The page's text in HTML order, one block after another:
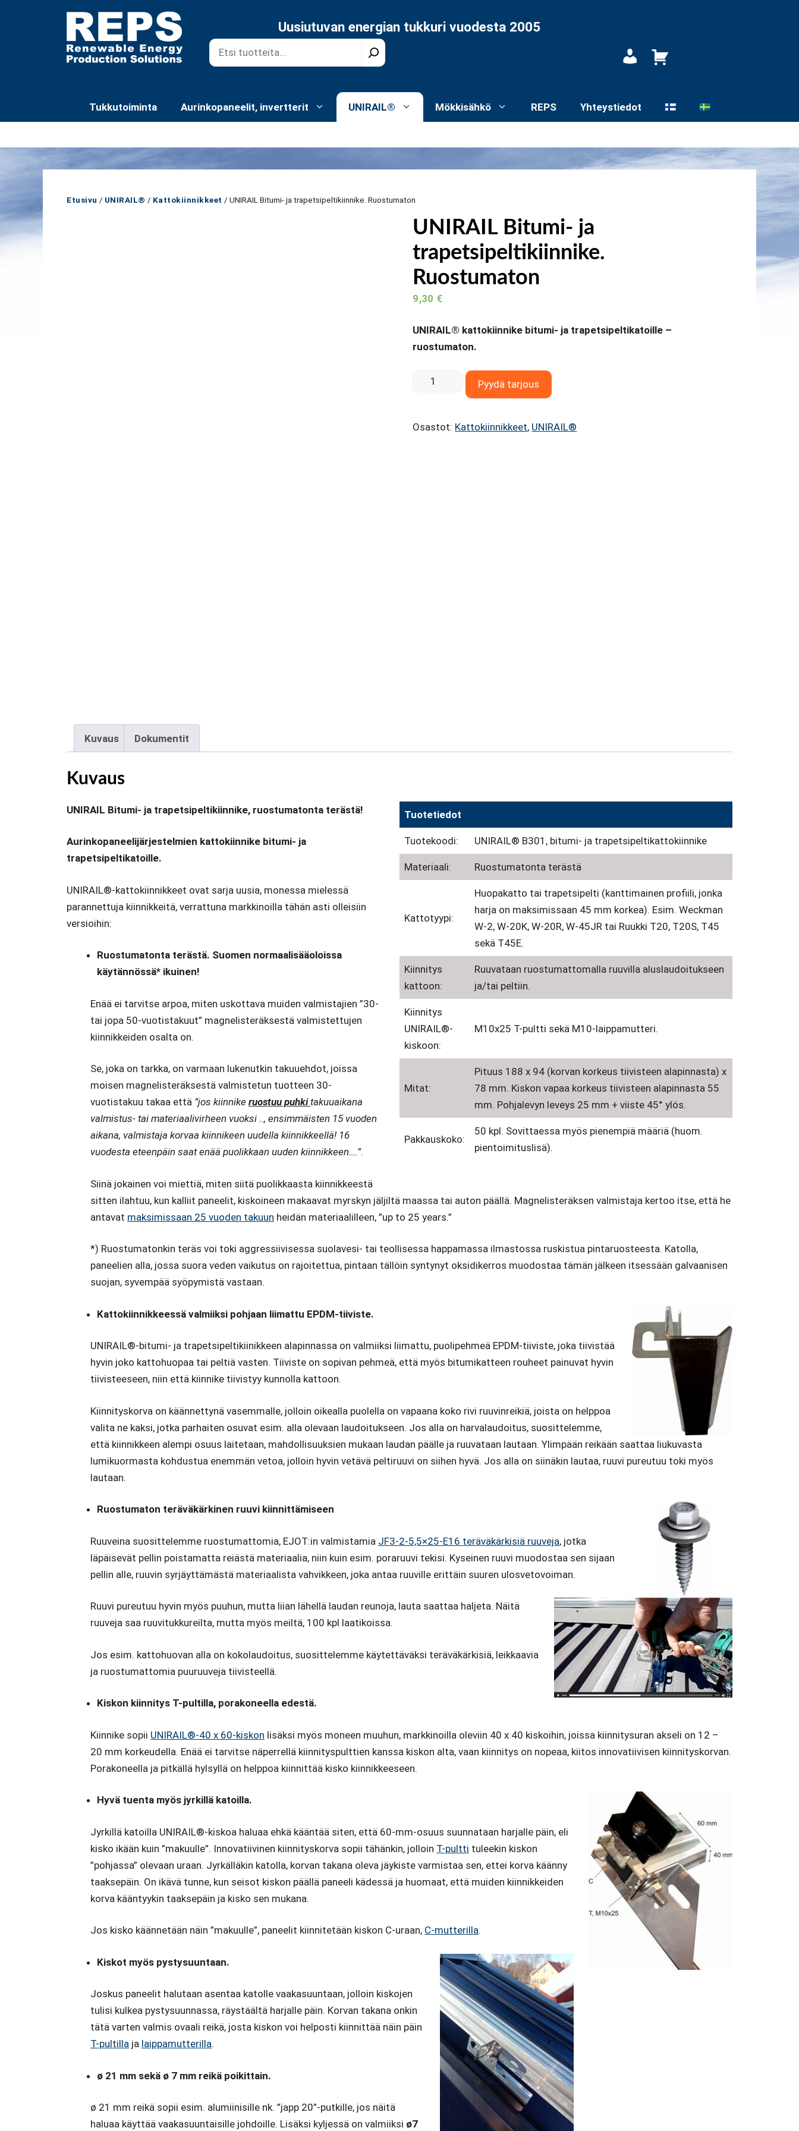
Uusiutuvan energian tukkuri vuodesta 2005
Tukkutoiminta Aurinkopaneelit, invertterit UNIRAIL® Mökkisähkö REPS Yhteystiedot
Etusivu / UNIRAIL® / Kattokiinnikkeet / UNIRAIL Bitumi- ja trapetsipeltikiinnike. Ruostumaton
UNIRAIL Bitumi- ja
trapetsipeltikiinnike.
Ruostumaton
9,30 €
UNIRAIL® kattokiinnike bitumi- ja trapetsipeltikatoille –
ruostumaton.
UNIRAIL
trapetsipeltikiinnike.
Pyydä tarjous
Osastot: Kattokiinnikkeet, UNIRAIL®
Kuvaus Dokumentit
Kuvaus
Tuotetiedot
Tuotekoodi: UNIRAIL® B301, bitumi- ja trapetsipeltikattokiinnike
Materiaali: Ruostumatonta terästä
Kattotyypi:
Huopakatto tai trapetsipelti (kanttimainen profiili, jonka
harja on maksimissaan 45 mm korkea). Esim. Weckman
W-2, W-20K, W-20R, W-45JR tai Ruukki T20, T20S, T45
sekä T45E.
Kiinnitys
kattoon:
Ruuvataan ruostumattomalla ruuvilla aluslaudoitukseen
ja/tai peltiin.
Kiinnitys
UNIRAIL®-
kiskoon:
M10x25 T-pultti sekä M10-laippamutteri.
Mitat:
Pituus 188 x 94 (korvan korkeus tiivisteen alapinnasta) x
78 mm. Kiskon vapaa korkeus tiivisteen alapinnasta 55
mm. Pohjalevyn leveys 25 mm + viiste 45° ylös.
Pakkauskoko:
50 kpl. Sovittaessa myös pienempiä määriä (huom.
pientoimituslisä).
UNIRAIL Bitumi- ja trapetsipeltikiinnike, ruostumatonta terästä!
Aurinkopaneelijärjestelmien kattokiinnike bitumi- ja
trapetsipeltikatoille.
UNIRAIL®-kattokiinnikkeet ovat sarja uusia, monessa mielessä
parannettuja kiinnikkeitä, verrattuna markkinoilla tähän asti olleisiin
versioihin:
Ruostumatonta terästä. Suomen normaalisääoloissa
käytännössä* ikuinen!
Enää ei tarvitse arpoa, miten uskottava muiden valmistajien ”30-
tai jopa 50-vuotistakuut” magnelisteräksestä valmistettujen
kiinnikkeiden osalta on.
Se, joka on tarkka, on varmaan lukenutkin takuuehdot, joissa
moisen magnelisteräksestä valmistetun tuotteen 30-
vuotistakuu takaa että ”jos kiinnike ruostuu puhki takuuaikana
valmistus- tai materiaalivirheen vuoksi .., ensimmäisten 15 vuoden
aikana, valmistaja korvaa kiinnikeen uudella kiinnikkeellä! 16
vuodesta eteenpäin saat enää puolikkaan uuden kiinnikkeen….”.
Siinä jokainen voi miettiä, miten siitä puolikkaasta kiinnikkeestä
sitten ilahtuu, kun kalliit paneelit, kiskoineen makaavat myrskyn jäljiltä maassa tai auton päällä. Magnelisteräksen valmistaja kertoo itse, että he
antavat maksimissaan 25 vuoden takuun heidän materiaalilleen, ”up to 25 years.”
*) Ruostumatonkin teräs voi toki aggressiivisessa suolavesi- tai teollisessa happamassa ilmastossa ruskistua pintaruosteesta. Katolla,
paneelien alla, jossa suora veden vaikutus on rajoitettua, pintaan tällöin syntynyt oksidikerros muodostaa tämän jälkeen itsessään galvaanisen
suojan, syvempää syöpymistä vastaan.
Kattokiinnikkeessä valmiiksi pohjaan liimattu EPDM-tiiviste.
UNIRAIL®-bitumi- ja trapetsipeltikiinikkeen alapinnassa on valmiiksi liimattu, puolipehmeä EPDM-tiiviste, joka tiivistää
hyvin joko kattohuopaa tai peltiä vasten. Tiiviste on sopivan pehmeä, että myös bitumikatteen rouheet painuvat hyvin
tiivisteeseen, niin että kiinnike tiivistyy kunnolla kattoon.
Kiinnityskorva on käännettynä vasemmalle, jolloin oikealla puolella on vapaana koko rivi ruuvinreikiä, joista on helppoa
valita ne kaksi, jotka parhaiten osuvat esim. alla olevaan laudoitukseen. Jos alla on harvalaudoitus, suosittelemme,
että kiinnikkeen alempi osuus laitetaan, mahdollisuuksien mukaan laudan päälle ja ruuvataan lautaan. Ylimpään reikään saattaa liukuvasta
lumikuormasta kohdustua enemmän vetoa, jolloin hyvin vetävä peltiruuvi on siihen hyvä. Jos alla on siinäkin lautaa, ruuvi pureutuu toki myös
lautaan.
Ruostumaton teräväkärkinen ruuvi kiinnittämiseen
Ruuveina suosittelemme ruostumattomia, EJOT:in valmistamia JF3-2-5,5×25-E16 teräväkärkisiä ruuveja, jotka
läpäisevät pellin poistamatta reiästä materiaalia, niin kuin esim. poraruuvi tekisi. Kyseinen ruuvi muodostaa sen sijaan
pellin alle, ruuvin syrjäyttämästä materiaalista vahvikkeen, joka antaa ruuville erittäin suuren ulosvetovoiman.
Ruuvi pureutuu hyvin myös puuhun, mutta liian lähellä laudan reunoja, lauta saattaa haljeta. Näitä
ruuveja saa ruuvitukkureilta, mutta myös meiltä, 100 kpl laatikoissa.
Jos esim. kattohuovan alla on kokolaudoitus, suosittelemme käytettäväksi teräväkärkisiä, leikkaavia
ja ruostumattomia puuruuveja tiivisteellä.
Kiskon kiinnitys T-pultilla, porakoneella edestä.
Kiinnike sopii UNIRAIL®-40 x 60-kiskon lisäksi myös moneen muuhun, markkinoilla oleviin 40 x 40 kiskoihin, joissa kiinnitysuran akseli on 12 –
20 mm korkeudella. Enää ei tarvitse näperrellä kiinnityspulttien kanssa kiskon alta, vaan kiinnitys on nopeaa, kiitos innovatiivisen kiinnityskorvan.
Porakoneella ja pitkällä hylsyllä on helppoa kiinnittää kisko kiinnikkeeseen.
Hyvä tuenta myös jyrkillä katoilla.
Jyrkillä katoilla UNIRAIL®-kiskoa haluaa ehkä kääntää siten, että 60-mm-osuus suunnataan harjalle päin, eli
kisko ikään kuin ”makuulle”. Innovatiivinen kiinnityskorva sopii tähänkin, jolloin T-pultti tuleekin kiskon
”pohjassa” olevaan uraan. Jyrkälläkin katolla, korvan takana oleva jäykiste varmistaa sen, ettei korva käänny
taaksepäin. On ikävä tunne, kun seisot kiskon päällä paneeli kädessä ja huomaat, että muiden kiinnikkeiden
korva kääntyykin taaksepäin ja kisko sen mukana.
Jos kisko käännetään näin ”makuulle”, paneelit kiinnitetään kiskon C-uraan, C-mutterilla.
Kiskot myös pystysuuntaan.
Joskus paneelit halutaan asentaa katolle vaakasuuntaan, jolloin kiskojen
tulisi kulkea pystysuunnassa, räystäältä harjalle päin. Korvan takana onkin
tätä varten valmis ovaali reikä, josta kiskon voi helposti kiinnittää näin päin
T-pultilla ja laippamutterilla.
ø 21 mm sekä ø 7 mm reikä poikittain.
ø 21 mm reikä sopii esim. alumiinisille nk. ”japp 20”-putkille, jos näitä
haluaa käyttää vaakasuuntaisille johdoille. Lisäksi kyljessä on valmiiksi ø7